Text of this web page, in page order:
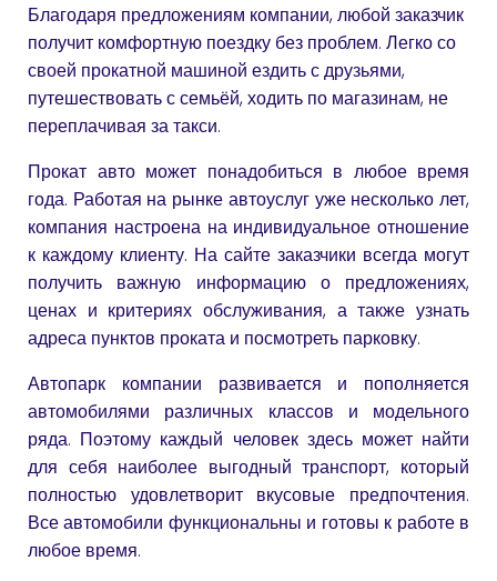
Благодаря предложениям компании, любой заказчик
получит комфортную поездку без проблем. Легко со
своей прокатной машиной ездить с друзьями,
путешествовать с семьёй, ходить по магазинам, не
переплачивая за такси.
Прокат авто может понадобиться в любое время
года. Работая на рынке автоуслуг уже несколько лет,
компания настроена на индивидуальное отношение
к каждому клиенту. На сайте заказчики всегда могут
получить важную информацию о предложениях,
ценах и критериях обслуживания, а также узнать
адреса пунктов проката и посмотреть парковку.
Автопарк компании развивается и пополняется
автомобилями различных классов и модельного
ряда. Поэтому каждый человек здесь может найти
для себя наиболее выгодный транспорт, который
полностью удовлетворит вкусовые предпочтения.
Все автомобили функциональны и готовы к работе в
любое время.